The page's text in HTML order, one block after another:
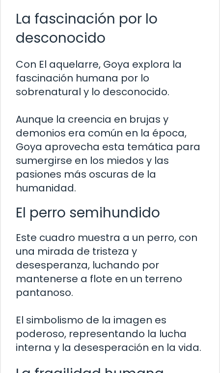
La fascinación por lo
desconocido
Con El aquelarre, Goya explora la
fascinación humana por lo
sobrenatural y lo desconocido.
Aunque la creencia en brujas y
demonios era común en la época,
Goya aprovecha esta temática para
sumergirse en los miedos y las
pasiones más oscuras de la
humanidad.
El perro semihundido
Este cuadro muestra a un perro, con
una mirada de tristeza y
desesperanza, luchando por
mantenerse a flote en un terreno
pantanoso.
El simbolismo de la imagen es
poderoso, representando la lucha
interna y la desesperación en la vida.